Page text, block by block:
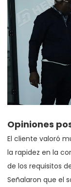
Opiniones
El cliente valoró
la rapidez en la
de los requisitos
Señalaron que el